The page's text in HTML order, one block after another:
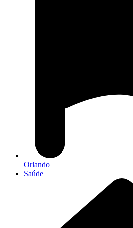
Orlando
Saúde